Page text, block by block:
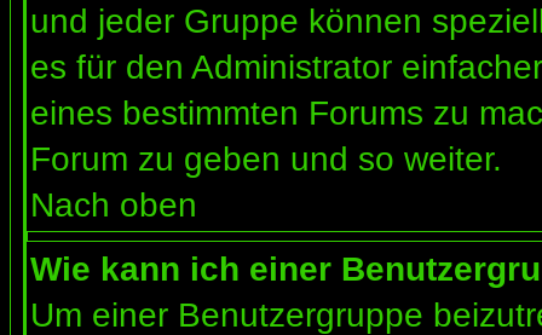
und jeder Gruppe können
es für den Administrator
eines bestimmten Forums zu
Forum zu geben und so weiter.
Nach oben
Wie kann ich einer
Um einer Benutzergruppe